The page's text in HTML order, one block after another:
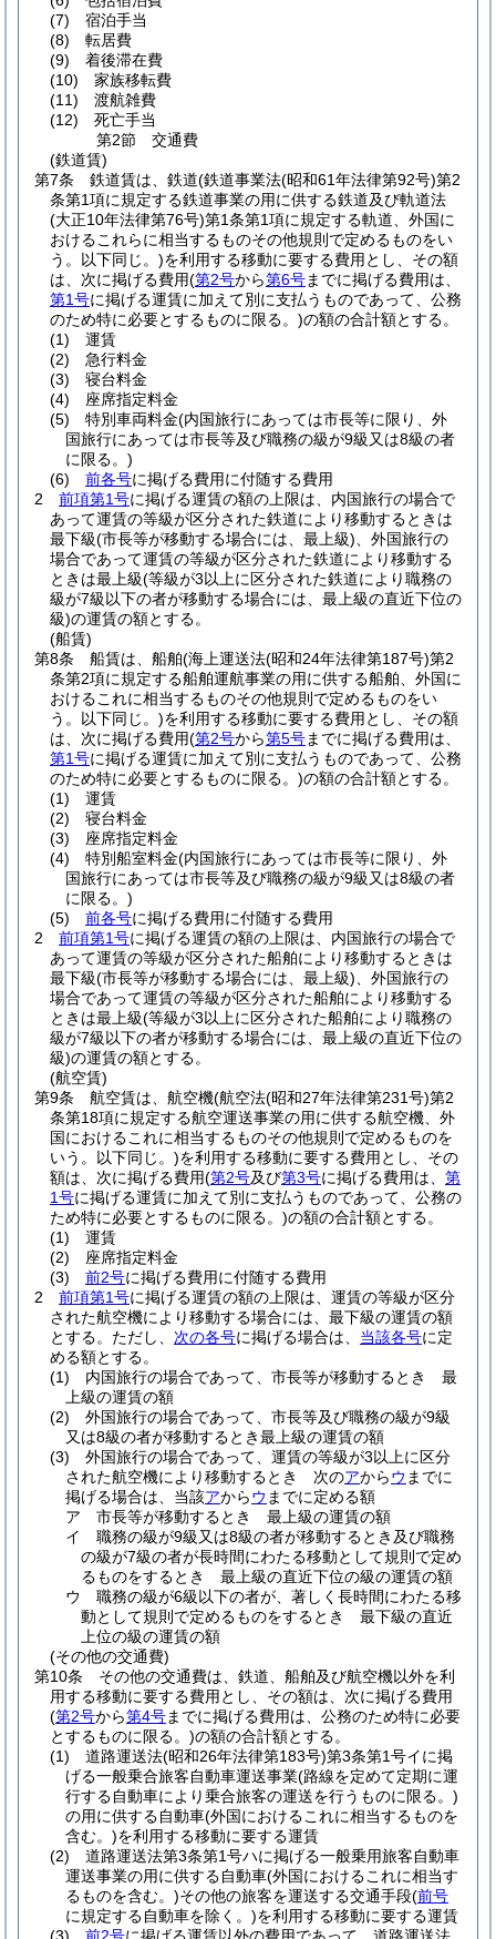
(7)
宿泊手当
(8)
転居費
(9)
着後滞在費
(10)
家族移転費
(11)
渡航雑費
(12)
死亡手当
第2節
交通費
(鉄道賃)
第7条
鉄道賃は、鉄道(鉄道事業法(昭和61年法律第92号)第2
条第1項に規定する鉄道事業の用に供する鉄道及び軌道法
(大正10年法律第76号)第1条第1項に規定する軌道、外国に
おけるこれらに相当するものその他規則で定めるものをい
う。以下同じ。)を利用する移動に要する費用とし、その額
は、次に掲げる費用(第2号から第6号までに掲げる費用は、
第1号に掲げる運賃に加えて別に支払うものであって、公務
のため特に必要とするものに限る。)の額の合計額とする。
(1)
運賃
(2)
急行料金
(3)
寝台料金
(4)
座席指定料金
(5)
特別車両料金(内国旅行にあっては市長等に限り、外
国旅行にあっては市長等及び職務の級が9級又は8級の者
に限る。)
(6)
前各号に掲げる費用に付随する費用
2
前項第1号に掲げる運賃の額の上限は、内国旅行の場合で
あって運賃の等級が区分された鉄道により移動するときは
最下級(市長等が移動する場合には、最上級) 、外国旅行の
場合であって運賃の等級が区分された鉄道により移動する
ときは最上級(等級が3以上に区分された鉄道により職務の
級が7級以下の者が移動する場合には、最上級の直近下位の
級)の運賃の額とする。
(船賃)
第8条
船賃は、船舶(海上運送法(昭和24年法律第187号)第2
条第2項に規定する船舶運航事業の用に供する船舶、外国に
おけるこれに相当するものその他規則で定めるものをい
う。以下同じ。)を利用する移動に要する費用とし、その額
は、次に掲げる費用(第2号から第5号までに掲げる費用は、
第1号に掲げる運賃に加えて別に支払うものであって、公務
のため特に必要とするものに限る。)の額の合計額とする。
(1)
運賃
(2)
寝台料金
(3)
座席指定料金
(4)
特別船室料金(内国旅行にあっては市長等に限り、外
国旅行にあっては市長等及び職務の級が9級又は8級の者
に限る。)
(5)
前各号に掲げる費用に付随する費用
2
前項第1号に掲げる運賃の額の上限は、内国旅行の場合で
あって運賃の等級が区分された船舶により移動するときは
最下級(市長等が移動する場合には、最上級) 、外国旅行の
場合であって運賃の等級が区分された船舶により移動する
ときは最上級(等級が3以上に区分された船舶により職務の
級が7級以下の者が移動する場合には、最上級の直近下位の
級)の運賃の額とする。
(航空賃)
第9条
航空賃は、航空機(航空法(昭和27年法律第231号)第2
条第18項に規定する航空運送事業の用に供する航空機、外
国におけるこれに相当するものその他規則で定めるものを
いう。以下同じ。)を利用する移動に要する費用とし、その
額は、次に掲げる費用(第2号及び第3号に掲げる費用は、 第
1号に掲げる運賃に加えて別に支払うものであって、公務の
ため特に必要とするものに限る。)の額の合計額とする。
(1)
運賃
(2)
座席指定料金
(3)
前2号に掲げる費用に付随する費用
2
前項第1号に掲げる運賃の額の上限は、運賃の等級が区分
された航空機により移動する場合には、最下級の運賃の額
とする。 ただし、 次の各号に掲げる場合は、 当該各号に定
める額とする。
(1)
内国旅行の場合であって、市長等が移動するとき 最
上級の運賃の額
(2)
外国旅行の場合であって、市長等及び職務の級が9級
又は8級の者が移動するとき最上級の運賃の額
(3)
外国旅行の場合であって、運賃の等級が3以上に区分
された航空機により移動するとき 次のアからウ までに
掲げる場合は、当該アからウ までに定める額
ア
市長等が移動するとき 最上級の運賃の額
イ
職務の級が9級又は8級の者が移動するとき及び職務
の級が7級の者が長時間にわたる移動として規則で定め
るものをするとき 最上級の直近下位の級の運賃の額
ウ
職務の級が6級以下の者が、著しく長時間にわたる移
動として規則で定めるものをするとき 最下級の直近
上位の級の運賃の額
(その他の交通費)
第10条
その他の交通費は、鉄道、船舶及び航空機以外を利
用する移動に要する費用とし、その額は、次に掲げる費用
(第2号から第4号までに掲げる費用は、公務のため特に必要
とするものに限る。)の額の合計額とする。
(1)
道路運送法(昭和26年法律第183号)第3条第1号イに掲
げる一般乗合旅客自動車運送事業(路線を定めて定期に運
行する自動車により乗合旅客の運送を行うものに限る。)
の用に供する自動車(外国におけるこれに相当するものを
含む。)を利用する移動に要する運賃
(2)
道路運送法第3条第1号ハに掲げる一般乗用旅客自動車
運送事業の用に供する自動車(外国におけるこれに相当す
るものを含む。)その他の旅客を運送する交通手段(前号
に規定する自動車を除く。)を利用する移動に要する運賃